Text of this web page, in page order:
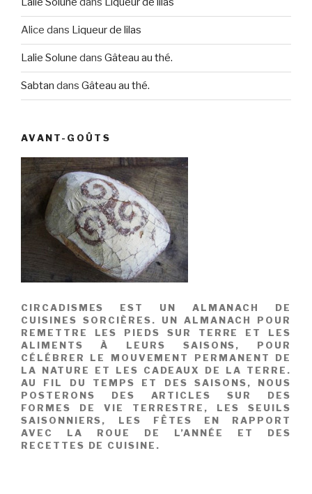
Alice dans Liqueur de lilas
Lalie Solune dans Gâteau au thé.
Sabtan dans Gâteau au thé.
AVANT-GOÛTS
CIRCADISMES EST UN ALMANACH DE
CUISINES SORCIÈRES. UN ALMANACH POUR
REMETTRE LES PIEDS SUR TERRE ET LES
ALIMENTS À LEURS SAISONS, POUR
CÉLÉBRER LE MOUVEMENT PERMANENT DE
LA NATURE ET LES CADEAUX DE LA TERRE.
AU FIL DU TEMPS ET DES SAISONS, NOUS
POSTERONS DES ARTICLES SUR DES
FORMES DE VIE TERRESTRE, LES SEUILS
SAISONNIERS, LES FÊTES EN RAPPORT
AVEC LA ROUE DE L’ANNÉE ET DES
RECETTES DE CUISINE.